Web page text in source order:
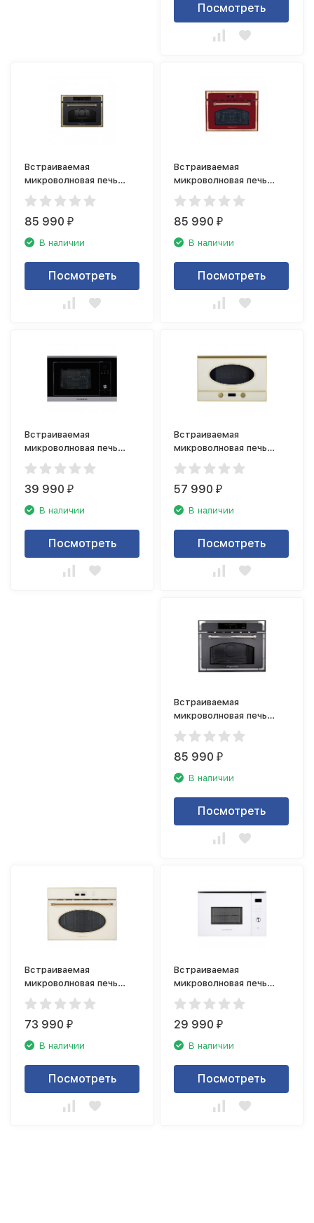
Посмотреть
Встраиваемая
микроволновая печь
Kuppersberg RMW 969
ANT
85 990₽
В наличии
Посмотреть
Встраиваемая
микроволновая печь
Kuppersberg RMW 969
BOR
85 990₽
В наличии
Посмотреть
Встраиваемая
микроволновая печь
Kuppersberg HMW 655 X
39 990₽
В наличии
Посмотреть
Встраиваемая
микроволновая печь
Kuppersberg RMW 393 C
Bronze
57 990₽
В наличии
Посмотреть
Встраиваемая
микроволновая печь
Kuppersberg RMW 969
ANX
85 990₽
В наличии
Посмотреть
Встраиваемая
микроволновая печь
Kuppersberg RMW 963 C
73 990₽
В наличии
Посмотреть
Встраиваемая
микроволновая печь
Kuppersberg HMW 650
WH
29 990₽
В наличии
Посмотреть